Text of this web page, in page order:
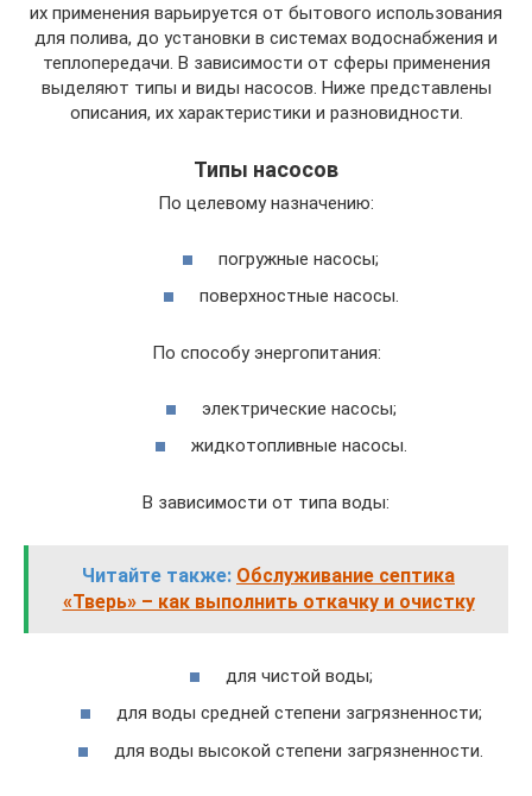
их применения варьируется от бытового использования
для полива, до установки в системах водоснабжения и
теплопередачи. В зависимости от сферы применения
выделяют типы и виды насосов. Ниже представлены
описания, их характеристики и разновидности.
Типы насосов
По целевому назначению:
погружные насосы;
поверхностные насосы.
По способу энергопитания:
электрические насосы;
жидкотопливные насосы.
В зависимости от типа воды:
Читайте также: Обслуживание септика
«Тверь» – как выполнить откачку и очистку
для чистой воды;
для воды средней степени загрязненности;
для воды высокой степени загрязненности.